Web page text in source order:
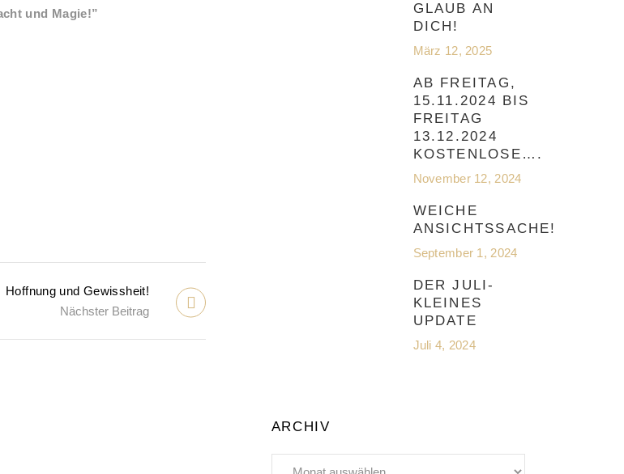
und Magie!”
Hoffnung und Gewissheit!
Nächster Beitrag
GLAUB AN
DICH!
März 12, 2025
AB FREITAG,
15.11.2024 BIS
FREITAG
13.12.2024
KOSTENLOSE….
November 12, 2024
WEICHE
ANSICHTSSACHE!
September 1, 2024
DER JULI-
KLEINES
UPDATE
Juli 4, 2024
ARCHIV
Archiv